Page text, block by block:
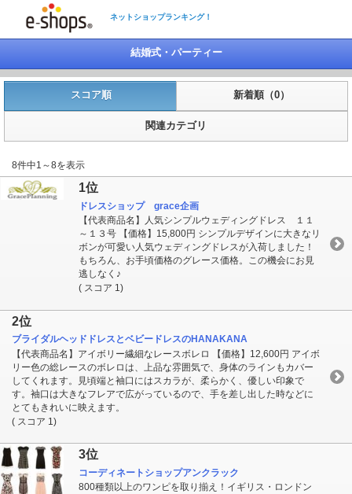
ネットショップランキング！
結婚式・パーティー
スコア順 新着順（0）
関連カテゴリ
8件中1～8を表示
1位
ドレスショップ grace企画
【代表商品名】人気シンプルウェディングドレス １１
～１３号 【価格】15,800円 シンプルデザインに大きなリ
ボンが可愛い人気ウェディングドレスが入荷しました！
もちろん、お手頃価格のグレース価格。この機会にお見
逃しなく♪
( スコア 1)
2位
ブライダルヘッドドレスとベビードレスのHANAKANA
【代表商品名】アイボリー繊細なレースボレロ 【価格】12,600円 アイボ
リー色の総レースのボレロは、上品な雰囲気で、身体のラインもカバー
してくれます。見頃端と袖口にはスカラが、柔らかく、優しい印象で
す。袖口は大きなフレアで広がっているので、手を差し出した時などに
とてもきれいに映えます。
( スコア 1)
3位
コーディネートショップアンクラック
800種類以上のワンピを取り揃え！イギリス・ロンドン